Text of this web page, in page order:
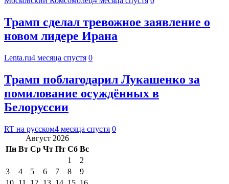
Трамп сделал тревожное заявление о
новом лидере Ирана
Lenta.ru4 месяца спустя 0
Трамп поблагодарил Лукашенко за
помилование осуждённых в
Белоруссии
RT на русском4 месяца спустя 0
Август 2026
Пн Вт Ср Чт Пт Сб Вс
1
2
3
4 5 6 7 8
9